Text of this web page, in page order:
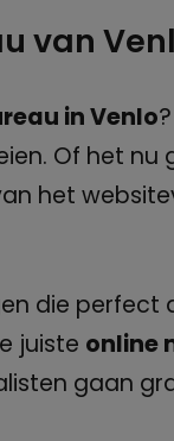
van
in Venlo
Of het
het
die perfect
juiste online
gaan